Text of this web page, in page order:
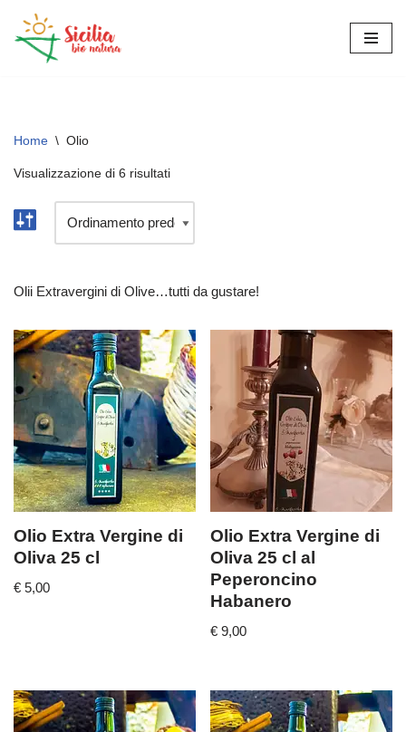
Vai
Home \ Olio
Visualizzazione di 6 risultati
Olii Extravergini di Olive…tutti da gustare!
Olio Extra Vergine di
Oliva 25 cl
€ 5,00
Olio Extra Vergine di
Oliva 25 cl al
Peperoncino
Habanero
€ 9,00